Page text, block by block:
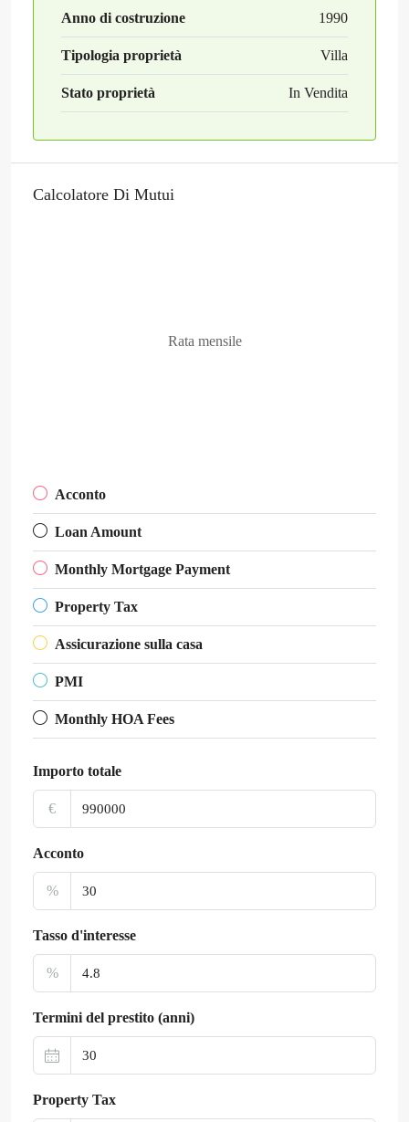
Anno di costruzione 1990
Tipologia proprietà Villa
Stato proprietà In Vendita
Calcolatore Di Mutui
Rata mensile
Acconto
Loan Amount
Monthly Mortgage Payment
Property Tax
Assicurazione sulla casa
PMI
Monthly HOA Fees
Importo totale
€
Acconto
%
Tasso d'interesse
%
Termini del prestito (anni)
Property Tax